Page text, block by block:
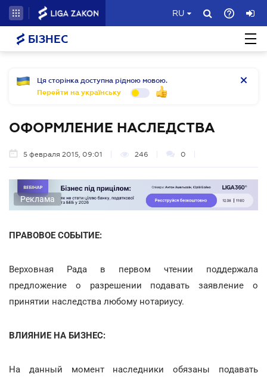
RU
БІЗНЕС
Ця сторінка доступна рідною мовою.
Перейти на українську
ОФОРМЛЕНИЕ НАСЛЕДСТВА
5 февраля 2015, 09:01 246 0
Реклама
ПРАВОВОЕ СОБЫТИЕ:
Верховная Рада в первом чтении поддержала
предложение о разрешении подавать заявление о
принятии наследства любому нотариусу.
ВЛИЯНИЕ НА БИЗНЕС:
На данный момент наследники обязаны подавать